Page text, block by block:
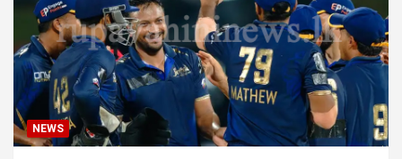
NEWS